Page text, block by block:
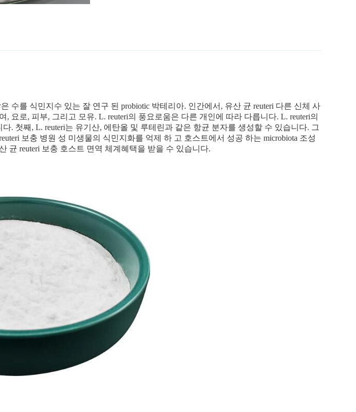
수를 식민지수 있는 잘 연구 된 probiotic 박테리아. 인간에서, 유산 균 reuteri 다른 신체 사
, 요로, 피부, 그리고 모유. L. reuteri의 풍요로움은 다른 개인에 따라 다릅니다. L. reuteri의
. 첫째, L. reuteri는 유기산, 에탄올 및 루테린과 같은 항균 분자를 생성할 수 있습니다. 그
보충 병원 성 미생물의 식민지화를 억제 하 고 호스트에서 성공 하는 microbiota 조성
균 reuteri 보충 호스트 면역 체계혜택을 받을 수 있습니다.